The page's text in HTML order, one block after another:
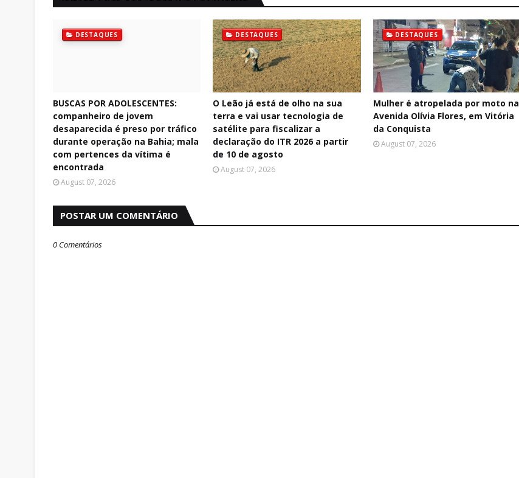
DESTAQUES
BUSCAS POR ADOLESCENTES:
companheiro de jovem
desaparecida é preso por tráfico
durante operação na Bahia; mala
com pertences da vítima é
encontrada
August 07, 2026
DESTAQUES
O Leão já está de olho na sua
terra e vai usar tecnologia de
satélite para fiscalizar a
declaração do ITR 2026 a partir
de 10 de agosto
August 07, 2026
DESTAQUES
Mulher é atropelada por moto na
Avenida Olívia Flores, em Vitória
da Conquista
August 07, 2026
POSTAR UM COMENTÁRIO
0 Comentários